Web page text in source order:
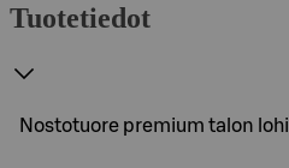
Tuotetiedot
Nostotuore premium talon